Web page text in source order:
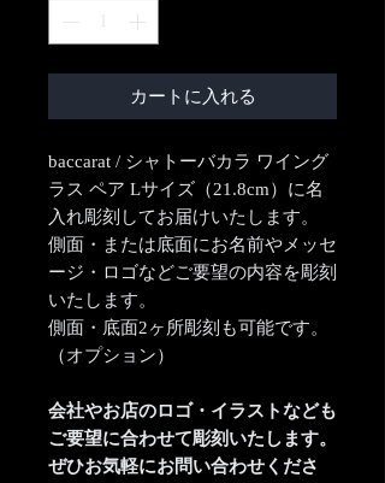
カートに入れる
baccarat / シャトーバカラ ワイング
ラス ペア Lサイズ（21.8cm）に名
入れ彫刻してお届けいたします。
側面・または底面にお名前やメッセ
ージ・ロゴなどご要望の内容を彫刻
いたします。
側面・底面2ヶ所彫刻も可能です。
（オプション）
会社やお店のロゴ・イラストなども
ご要望に合わせて彫刻いたします。
ぜひお気軽にお問い合わせくださ